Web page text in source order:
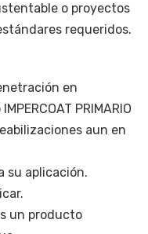
o proyectos
requeridos.
en
PRIMARIO
aun en
su aplicación.
un producto